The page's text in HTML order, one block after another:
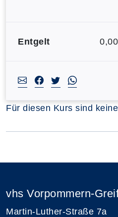
Entgelt
Für diesen Kurs sind
vhs Vorpommern-
Martin-Luther-Straße 7a